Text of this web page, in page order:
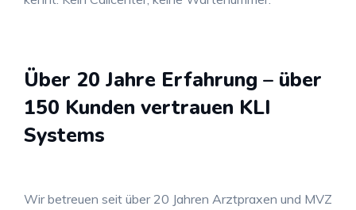
Über 20 Jahre Erfahrung – über
150 Kunden vertrauen KLI
Systems
Wir betreuen seit über 20 Jahren Arztpraxen und MVZ